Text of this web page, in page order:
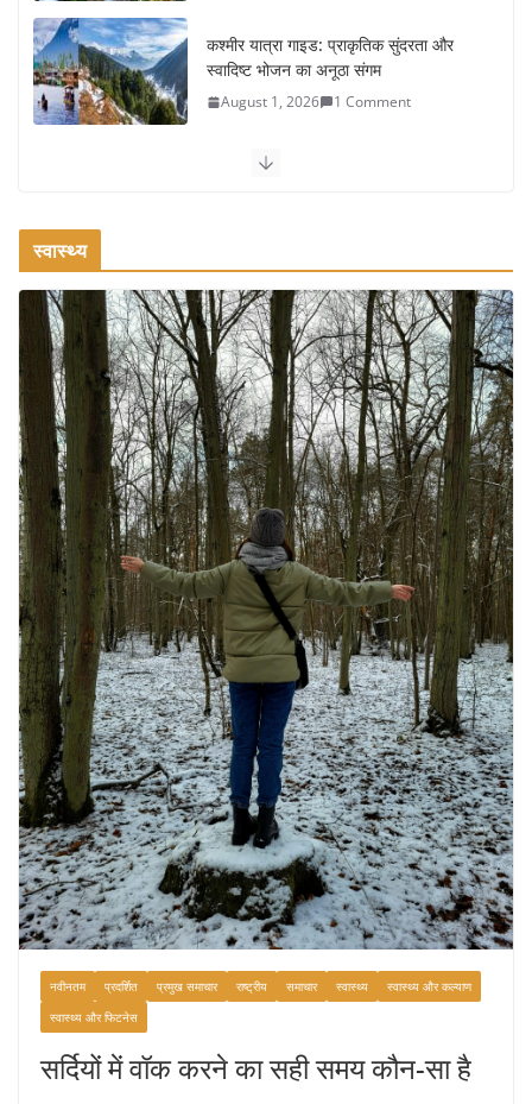
वजन घटाने के लिए 8 बेहतरीन वॉकिंग
एक्सरसाइज: 1 महीने में पाएं 3-4 किलो कम
वजन
July 30, 2026
खाने के शौकीनों के लिए कश्मीर के 5 बेहतरीन
स्वादिष्ट व्यंजन
August 6, 2026 1 Comment
भारत की सबसे खूबसूरत सड़क यात्राएँ:
दार्जिलिंग से लद्दाख तक का सफर
August 5, 2026 0 Comments
स्वास्थ्य
नवीनतम प्रदर्शित प्रमुख समाचार राष्ट्रीय समाचार स्वास्थ्य
स्वास्थ्य और कल्याण
स्वास्थ्य और फिटनेस
सर्दियों में वॉक करने का सही समय कौन-सा है